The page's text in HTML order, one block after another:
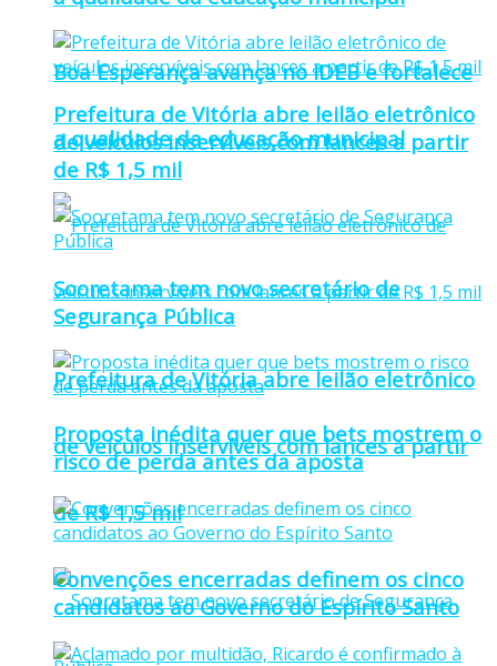
Boa Esperança avança no IDEB e fortalece
a qualidade da educação municipal
Prefeitura de Vitória abre leilão eletrônico
de veículos inservíveis com lances a partir
de R$ 1,5 mil
Prefeitura de Vitória abre leilão eletrônico
de veículos inservíveis com lances a partir
de R$ 1,5 mil
Sooretama tem novo secretário de
Segurança Pública
Proposta inédita quer que bets mostrem o
risco de perda antes da aposta
Convenções encerradas definem os cinco
candidatos ao Governo do Espírito Santo